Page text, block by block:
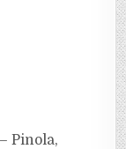
Pinola,